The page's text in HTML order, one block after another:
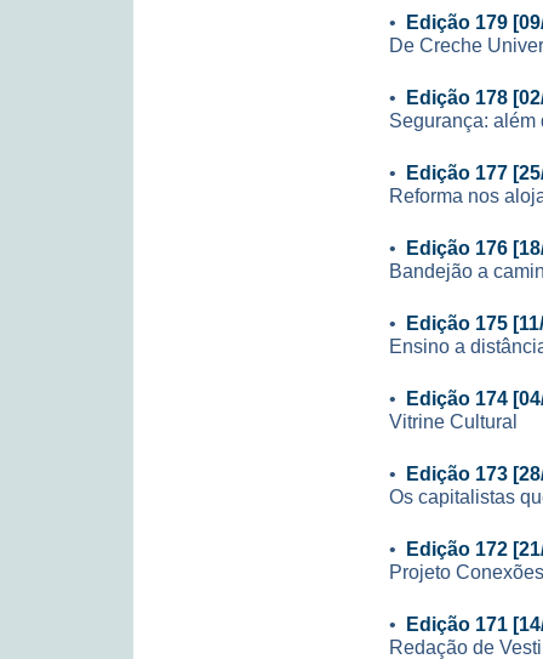
• Edição 179
De Creche
• Edição 178
Segurança: além
• Edição 177
Reforma nos
• Edição 176
Bandejão a
• Edição 175
Ensino a
• Edição 174
Vitrine Cultural
• Edição 173
Os capitalistas
• Edição 172
Projeto
• Edição 171
Redação de